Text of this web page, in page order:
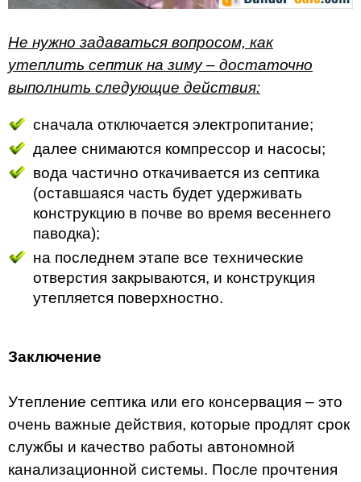
Не нужно задаваться вопросом, как
утеплить септик на зиму – достаточно
выполнить следующие действия:
сначала отключается электропитание;
далее снимаются компрессор и насосы;
вода частично откачивается из септика
(оставшаяся часть будет удерживать
конструкцию в почве во время весеннего
паводка);
на последнем этапе все технические
отверстия закрываются, и конструкция
утепляется поверхностно.
Заключение
Утепление септика или его консервация – это
очень важные действия, которые продлят срок
службы и качество работы автономной
канализационной системы. После прочтения